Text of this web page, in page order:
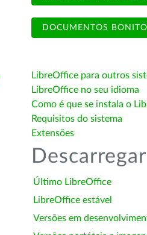
DOCUMENTOS
LibreOffice para outros
LibreOffice no seu idioma
Como é que se instala o
Requisitos do sistema
Extensões
Descarregar
Último LibreOffice
LibreOffice estável
Versões em